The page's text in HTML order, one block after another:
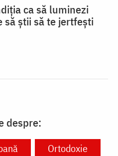
ca să luminezi
să știi să te jertfești
despre:
Ortodoxie